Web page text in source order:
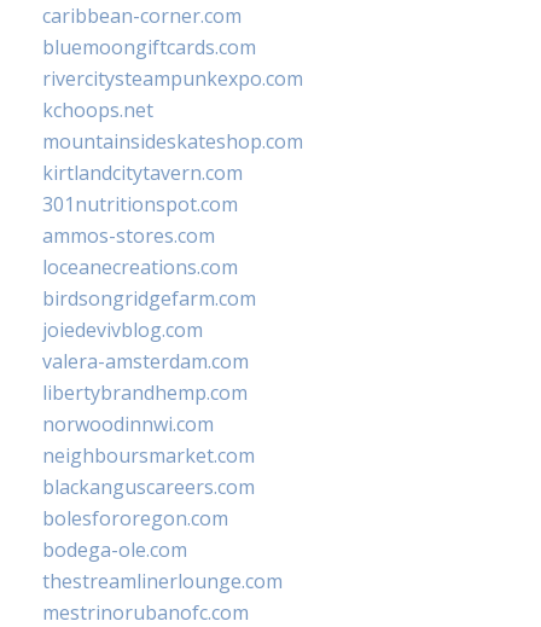
caribbean-corner.com
bluemoongiftcards.com
rivercitysteampunkexpo.com
kchoops.net
mountainsideskateshop.com
kirtlandcitytavern.com
301nutritionspot.com
ammos-stores.com
loceanecreations.com
birdsongridgefarm.com
joiedevivblog.com
valera-amsterdam.com
libertybrandhemp.com
norwoodinnwi.com
neighboursmarket.com
blackanguscareers.com
bolesfororegon.com
bodega-ole.com
thestreamlinerlounge.com
mestrinorubanofc.com